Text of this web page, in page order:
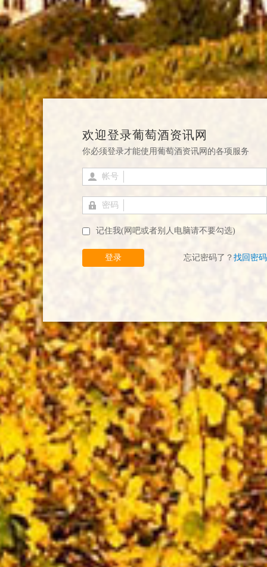
欢迎登录葡萄酒资讯网
你必须登录才能使用葡萄酒资讯网的各项服务
帐号
密码
记住我(网吧或者别人电脑请不要勾选)
登录 忘记密码了？ 找回密码